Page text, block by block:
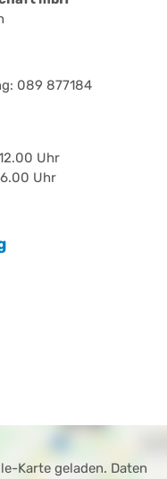
089 877184
Uhr
Uhr
Karte geladen. Daten